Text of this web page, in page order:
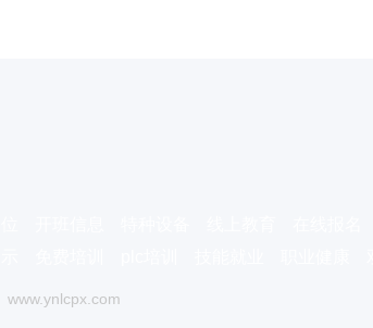
www.ynlcpx.com